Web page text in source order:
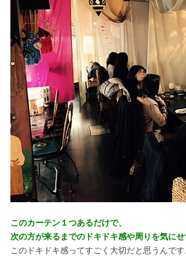
このカーテン１つあるだけで、
次の方が来るまでのドキドキ感や周りを気にせ
このドキドキ感ってすごく大切だと思うんです